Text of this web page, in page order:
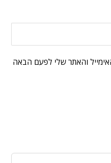
והאתר שלי לפעם הבאה